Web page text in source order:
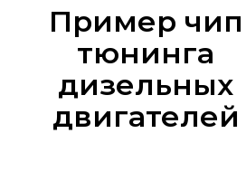
Пример чип
тюнинга
дизельных
двигателей